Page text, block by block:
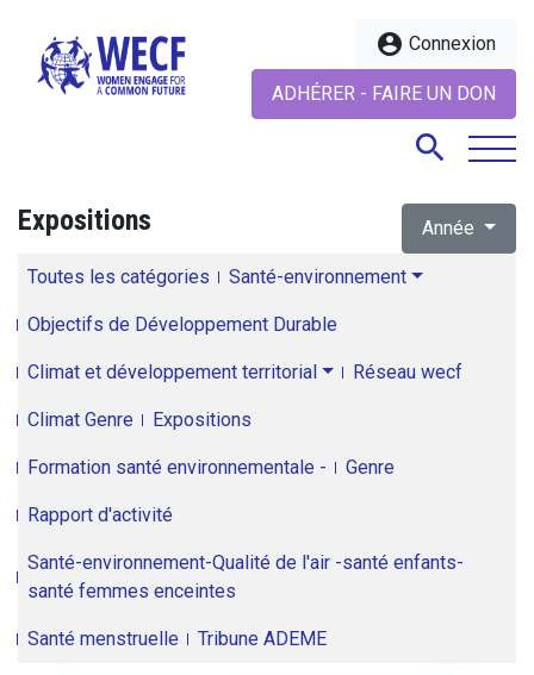
account_circle Connexion
ADHÉRER - FAIRE UN DON
search
Expositions Année
Toutes les catégories Santé-environnement
Objectifs de Développement Durable
Climat et développement territorial Réseau wecf
Climat Genre Expositions
Formation santé environnementale - Genre
Rapport d'activité
Santé-environnement-Qualité de l'air -santé enfants-
santé femmes enceintes
Santé menstruelle Tribune ADEME